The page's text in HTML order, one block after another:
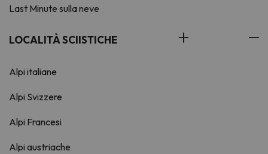
Last Minute sulla neve
LOCALITÀ SCIISTICHE
Alpi italiane
Alpi Svizzere
Alpi Francesi
Alpi austriache